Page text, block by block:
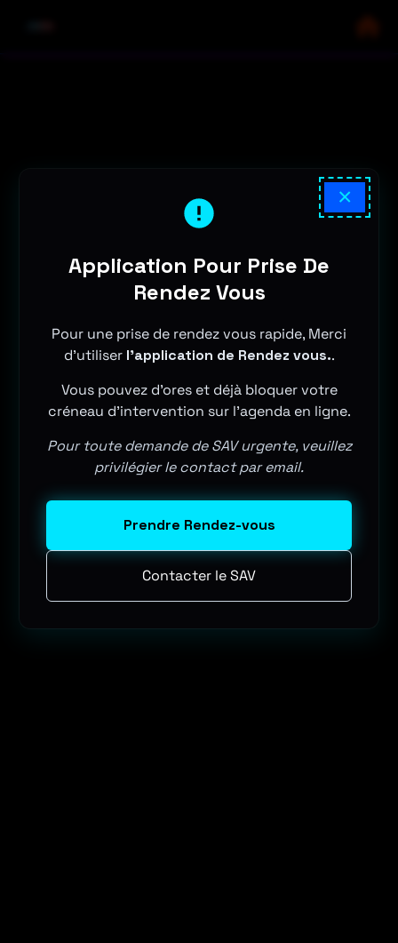
×
Application Pour Prise De
Rendez Vous
Pour une prise de rendez vous rapide, Merci
d'utiliser l'application de Rendez vous..
Vous pouvez d'ores et déjà bloquer votre
créneau d'intervention sur l'agenda en ligne.
Pour toute demande de SAV urgente, veuillez
privilégier le contact par email.
Prendre Rendez-vous
Contacter le SAV